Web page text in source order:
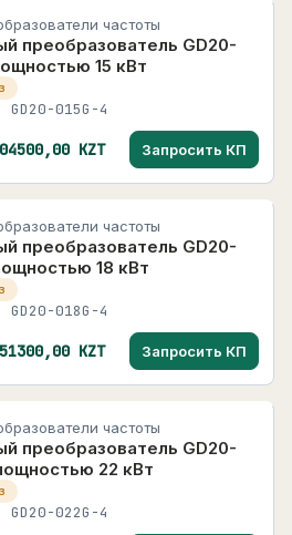
частоты
преобразователь GD20-
15 кВт
015G-4
KZT Запросить КП
частоты
преобразователь GD20-
18 кВт
018G-4
KZT Запросить КП
частоты
преобразователь GD20-
22 кВт
022G-4